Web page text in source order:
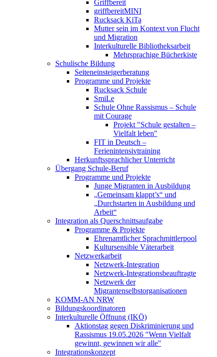
Griffbereit
griffbereitMINI
Rucksack KiTa
Mutter sein im Kontext von Flucht
und Migration
Interkulturelle Bibliotheksarbeit
Mehrsprachige Bücherkiste
Schulische Bildung
Seiteneinsteigerberatung
Programme und Projekte
Rucksack Schule
SmiLe
Schule Ohne Rassismus – Schule
mit Courage
Projekt "Schule gestalten –
Vielfalt leben"
FIT in Deutsch –
Ferienintensivtraining
Herkunftssprachlicher Unterricht
Übergang Schule-Beruf
Programme und Projekte
Junge Migranten in Ausbildung
„Gemeinsam klappt’s“ und
„Durchstarten in Ausbildung und
Arbeit“
Integration als Querschnittsaufgabe
Programme & Projekte
Ehrenamtlicher Sprachmittlerpool
Kultursensible Väterarbeit
Netzwerkarbeit
Netzwerk-Integration
Netzwerk-Integrationsbeauftragte
Netzwerk der
Migrantenselbstorganisationen
KOMM-AN NRW
Bildungskoordinatoren
Interkulturelle Öffnung (IKÖ)
Aktionstag gegen Diskriminierung und
Rassismus 19.05.2026 "Wenn Vielfalt
gewinnt, gewinnen wir alle"
Integrationskonzept